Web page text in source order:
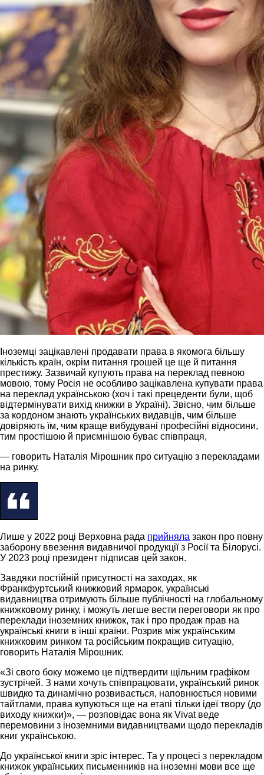
Іноземці зацікавлені продавати права в якомога більшу
кількість країн, окрім питання грошей це ще й питання
престижу. Зазвичай купують права на переклад певною
мовою, тому Росія не особливо зацікавлена купувати права
на переклад українською (хоч і такі прецеденти були, щоб
відтермінувати вихід книжки в Україні). Звісно, чим більше
за кордоном знають українських видавців, чим більше
довіряють їм, чим краще вибудувані професійні відносини,
тим простішою й приємнішою буває співпраця,
— говорить Наталія Мірошник про ситуацію з перекладами
на ринку.
Лише у 2022 році Верховна рада прийняла закон про повну
заборону ввезення видавничої продукції з Росії та Білорусі.
У 2023 році президент підписав цей закон.
Завдяки постійній присутності на заходах, як
Франкфуртський книжковий ярмарок, українські
видавництва отримують більше публічності на глобальному
книжковому ринку, і можуть легше вести переговори як про
переклади іноземних книжок, так і про продаж прав на
українські книги в інші країни. Розрив між українським
книжковим ринком та російським покращив ситуацію,
говорить Наталія Мірошник.
«Зі свого боку можемо це підтвердити щільним графіком
зустрічей. З нами хочуть співпрацювати, український ринок
швидко та динамічно розвивається, наповнюється новими
тайтлами, права купуються ще на етапі тільки ідеї твору (до
виходу книжки)», — розповідає вона як Vivat веде
перемовини з іноземними видавництвами щодо перекладів
книг українською.
До української книги зріс інтерес. Та у процесі з перекладом
книжок українських письменників на іноземні мови все ще